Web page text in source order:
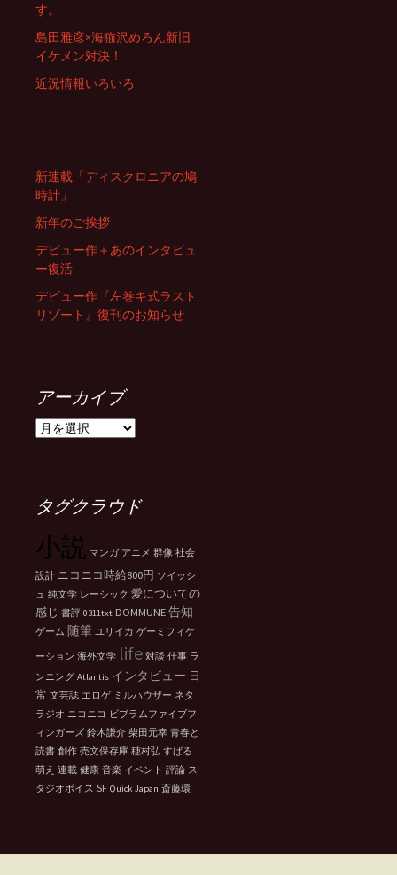
す。
島田雅彦×海猫沢めろん新旧
イケメン対決！
近況情報いろいろ
新連載「ディスクロニアの鳩
時計」
新年のご挨拶
デビュー作＋あのインタビュ
ー復活
デビュー作『左巻キ式ラスト
リゾート』復刊のお知らせ
アーカイブ
ア
ブ
タグクラウド
小説 マンガ アニメ 群像 社会
設計 ニコニコ時給800円 ソイッシ
ュ 純文学 レーシック 愛についての
感じ 書評 0311txt DOMMUNE 告知
ゲーム 随筆 ユリイカ ゲーミフィケ
ーション 海外文学 life 対談 仕事 ラ
ンニング Atlantis インタビュー 日
常 文芸誌 エロゲ ミルハウザー ネタ
ラジオ ニコニコ ビブラムファイブフ
ィンガーズ 鈴木謙介 柴田元幸 青春と
読書 創作 売文保存庫 穂村弘 すばる
萌え 連載 健康 音楽 イベント 評論 ス
タジオボイス SF Quick Japan 斎藤環